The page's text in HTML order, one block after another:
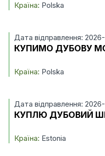
Країна: Polska
Дата відправлення:
КУПИМО ДУБОВУ
Країна: Polska
Дата відправлення:
КУПЛЮ ДУБОВИЙ
Країна: Estonia